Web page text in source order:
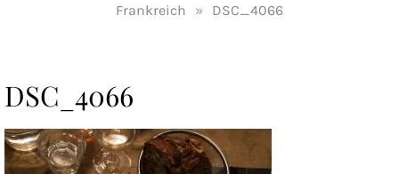
Frankreich
» DSC_4066
DSC_4066